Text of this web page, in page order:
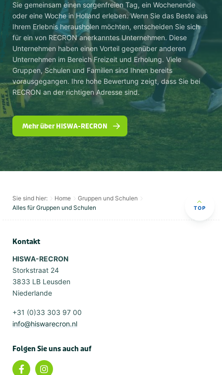
Sie gemeinsam einen sorgenfreien Tag, ein Wochenende
oder eine Woche in Holland erleben. Wenn Sie das Beste aus
Ihrem Erlebnis herausholen möchten, entscheiden Sie sich
für ein von RECRON anerkanntes Unternehmen. Diese
Unternehmen haben einen Vorteil gegenüber anderen
Unternehmen im Bereich Freizeit und Erholung. Viele
Gruppen, Schulen und Familien sind Ihnen bereits
vorausgegangen. Ihre hohe Bewertung zeigt, dass Sie bei
RECRON an der richtigen Adresse sind.
Mehr über HISWA-RECRON
Sie sind hier: Home
Gruppen und Schulen
Alles für Gruppen und Schulen
TOP
Kontakt
HISWA-RECRON
Storkstraat 24
3833 LB Leusden
Niederlande
+31 (0)33 303 97 00
info@hiswarecron.nl
Folgen Sie uns auch auf